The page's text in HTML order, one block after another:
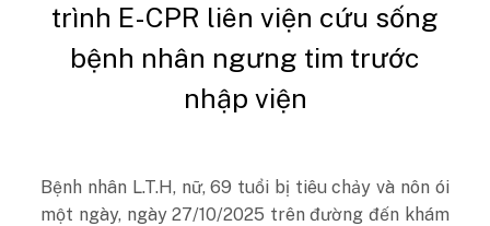
trình E-CPR liên viện cứu sống
bệnh nhân ngưng tim trước
nhập viện
Bệnh nhân L.T.H, nữ, 69 tuổi bị tiêu chảy và nôn ói
một ngày, ngày 27/10/2025 trên đường đến khám